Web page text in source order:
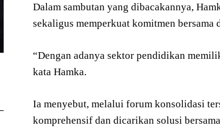
Dalam sambutan yang dibacakannya,
sekaligus memperkuat komitmen
“Dengan adanya sektor pendidikan
kata Hamka.
Ia menyebut, melalui forum konsolidasi
komprehensif dan dicarikan solusi